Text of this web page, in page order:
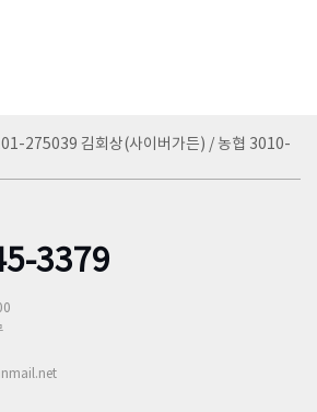
275039 김회상(사이버가든) / 농협 3010-
3379